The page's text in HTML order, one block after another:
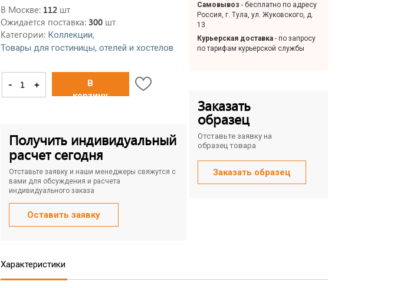
В Москве: 112 шт
Ожидается поставка: 300 шт
Категории: Коллекции,
Товары для гостиницы, отелей и хостелов
- +
В
корзину
Получить индивидуальный
расчет сегодня
Отставьте заявку и наши менеджеры свяжутся с
вами для обсуждения и расчета
индивидуального заказа
Оставить заявку
Самовывоз - бесплатно по адресу
Россия, г. Тула, ул. Жуковского, д.
13
Курьерская доставка - по запросу
по тарифам курьерской службы
Заказать
образец
Отставьте заявку на
образец товара
Заказать образец
Характеристики